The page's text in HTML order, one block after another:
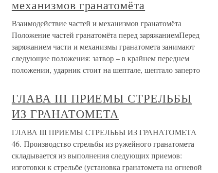
механизмов гранатомёта
Взаимодействие частей и механизмов гранатомёта
Положение частей гранатомёта перед заряжаниемПеред
заряжанием части и механизмы гранатомета занимают
следующие положения: затвор – в крайнем переднем
положении, ударник стоит на шептале, шептало заперто
ГЛАВА III ПРИЕМЫ СТРЕЛЬБЫ
ИЗ ГРАНАТОМЕТА
ГЛАВА III ПРИЕМЫ СТРЕЛЬБЫ ИЗ ГРАНАТОМЕТА
46. Производство стрельбы из ружейного гранатомета
складывается из выполнения следующих приемов:
изготовки к стрельбе (установка гранатомета на огневой